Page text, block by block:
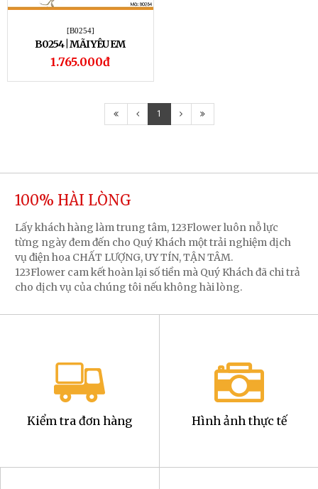
[B0254]
B0254 | MÃI YÊU EM
1.765.000đ
1
100% HÀI LÒNG
Lấy khách hàng làm trung tâm, 123Flower luôn nỗ lực
từng ngày đem đến cho Quý Khách một trải nghiệm dịch
vụ điện hoa CHẤT LƯỢNG, UY TÍN, TẬN TÂM.
123Flower cam kết hoàn lại số tiền mà Quý Khách đã chi trả
cho dịch vụ của chúng tôi nếu không hài lòng.
Kiểm tra đơn hàng Hình ảnh thực tế